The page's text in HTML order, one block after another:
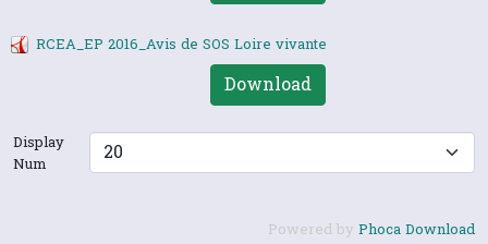
RCEA_EP 2016_Avis de SOS Loire vivante
Download
Display
Num
Powered by Phoca Download